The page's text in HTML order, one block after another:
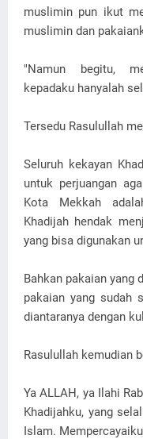
muslimin pun ikut
muslimin dan
"Namun begitu,
kepadaku hanyalah
Tersedu Rasulullah
Seluruh kekayan
untuk perjuangan
Kota Mekkah
Khadijah hendak
yang bisa digunakan
Bahkan pakaian yang
pakaian yang sudah
diantaranya dengan
Rasulullah kemudian
Ya ALLAH, ya Ilahi
Khadijahku, yang
Islam.